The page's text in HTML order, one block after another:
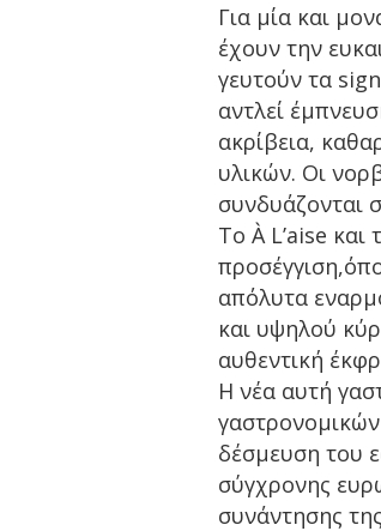
Για μία και
έχουν την
γευτούν τα
αντλεί
ακρίβεια,
υλικών. Οι
συνδυάζονται
Το À L’aise
απόλυτα
και υψηλού
αυθεντική
Η νέα αυτή
δέσμευση του
σύγχρονης
συνάντησης